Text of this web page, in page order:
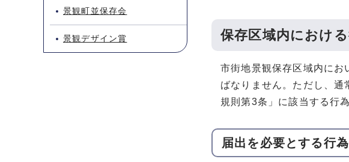
保存区域内におけ
市街地景観保存区域内にお
ばなりません。ただし、
規則第3条」に該当する行
届出を必要とする行
景観町並保存会
景観デザイン賞